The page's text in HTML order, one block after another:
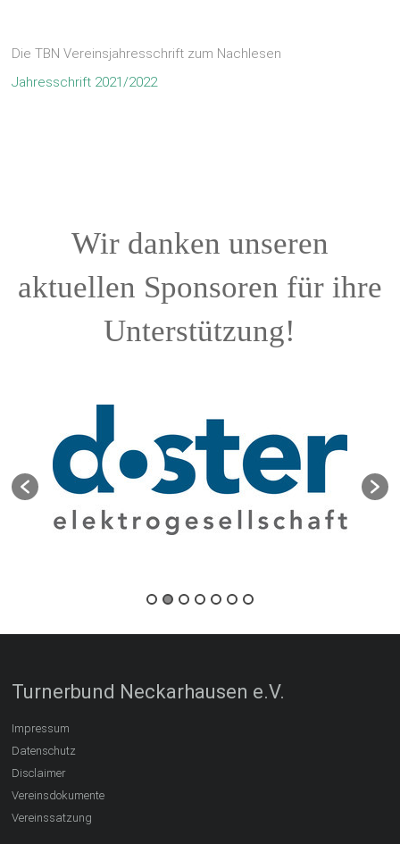
Die TBN Vereinsjahresschrift zum Nachlesen
Jahresschrift 2021/2022
Wir danken unseren
aktuellen Sponsoren für ihre
Unterstützung!
Turnerbund Neckarhausen e.V.
Impressum
Datenschutz
Disclaimer
Vereinsdokumente
Vereinssatzung